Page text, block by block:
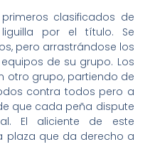
clasificados de
por el título. Se
pero arrastrándose los
de su grupo. Los
otro grupo, partiendo de
contra todos pero a
que cada peña dispute
El aliciente de este
plaza que da derecho a